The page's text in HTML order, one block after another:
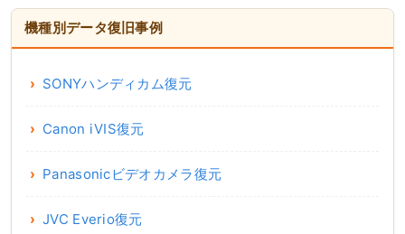
機種別データ復旧事例
SONYハンディカム復元
Canon iVIS復元
Panasonicビデオカメラ復元
JVC Everio復元